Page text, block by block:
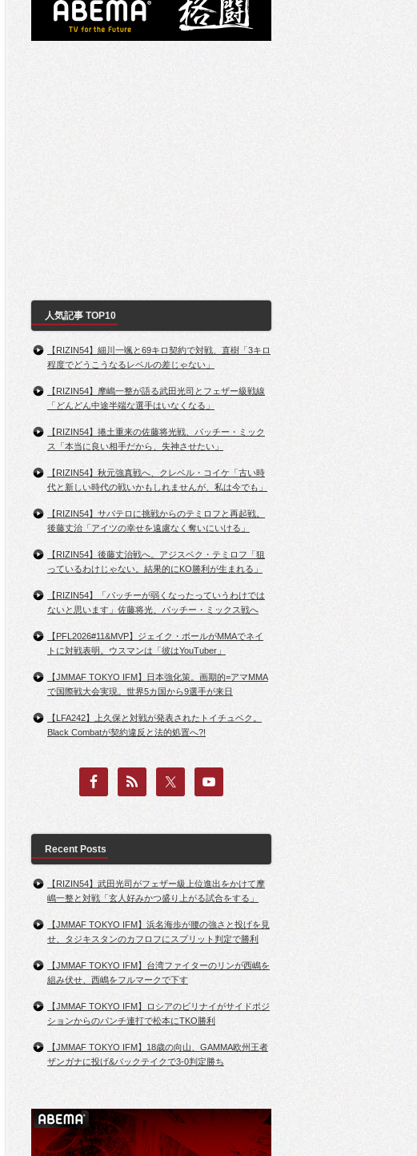
人気記事 TOP10
【RIZIN54】細川一颯と69キロ契約で対戦、直樹「3キロ
程度でどうこうなるレベルの差じゃない」
【RIZIN54】摩嶋一整が語る武田光司とフェザー級戦線
「どんどん中途半端な選手はいなくなる」
【RIZIN54】捲土重来の佐藤将光戦、パッチー・ミック
ス「本当に良い相手だから、失神させたい」
【RIZIN54】秋元強真戦へ、クレベル・コイケ「古い時
代と新しい時代の戦いかもしれませんが、私は今でも」
【RIZIN54】サバテロに挑戦からのテミロフと再起戦。
後藤丈治「アイツの幸せを遠慮なく奪いにいける」
【RIZIN54】後藤丈治戦へ。アジスベク・テミロフ「狙
っているわけじゃない。結果的にKO勝利が生まれる」
【RIZIN54】「パッチーが弱くなったっていうわけでは
ないと思います」佐藤将光、パッチー・ミックス戦へ
【PFL2026#11&MVP】ジェイク・ポールがMMAでネイ
トに対戦表明。ウスマンは「彼はYouTuber」
【JMMAF TOKYO IFM】日本強化策。画期的=アマMMA
で国際戦大会実現。世界5カ国から9選手が来日
【LFA242】上久保と対戦が発表されたトイチュベク。
Black Combatが契約違反と法的処置へ?!
Recent Posts
【RIZIN54】武田光司がフェザー級上位進出をかけて摩
嶋一整と対戦「玄人好みかつ盛り上がる試合をする」
【JMMAF TOKYO IFM】浜名海歩が腰の強さと投げを見
せ、タジキスタンのカフロフにスプリット判定で勝利
【JMMAF TOKYO IFM】台湾ファイターのリンが西嶋を
組み伏せ、西嶋をフルマークで下す
【JMMAF TOKYO IFM】ロシアのビリナイがサイドポジ
ションからのパンチ連打で松本にTKO勝利
【JMMAF TOKYO IFM】18歳の向山、GAMMA欧州王者
ザンガナに投げ&バックテイクで3-0判定勝ち